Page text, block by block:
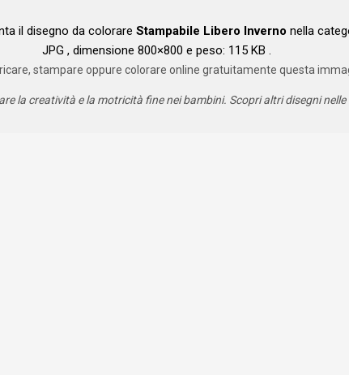
il disegno da colorare Stampabile Libero Inverno nella
JPG , dimensione 800×800 e peso: 115 KB .
stampare oppure colorare online gratuitamente questa
la creatività e la motricità fine nei bambini. Scopri altri disegni